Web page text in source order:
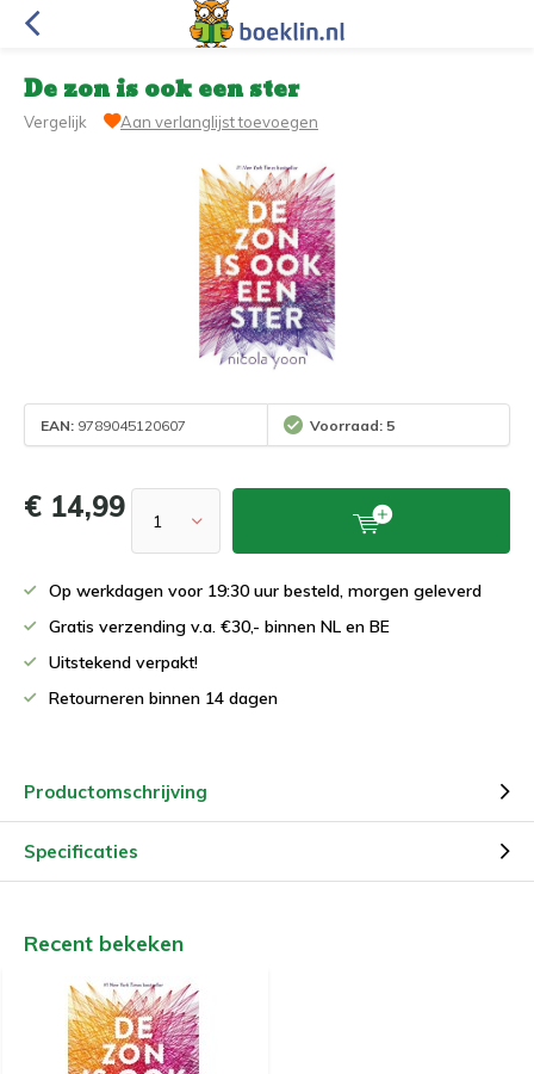
De zon is ook een ster
Vergelijk Aan verlanglijst toevoegen
EAN: 9789045120607 Voorraad: 5
€ 14,99
Op werkdagen voor 19:30 uur besteld, morgen geleverd
Gratis verzending v.a. €30,- binnen NL en BE
Uitstekend verpakt!
Retourneren binnen 14 dagen
Productomschrijving
Specificaties
Recent bekeken